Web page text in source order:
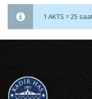
1 AKTS = 25